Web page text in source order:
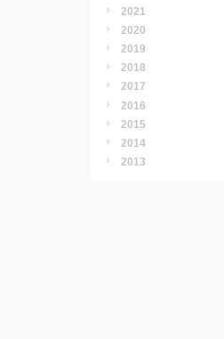
2021
2020
2019
2018
2017
2016
2015
2014
2013